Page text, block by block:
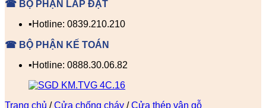
☎ BỘ PHẬN LẮP ĐẶT
▪️Hotline: 0839.210.210
☎ BỘ PHẬN KẾ TOÁN
▪️Hotline: 0888.30.06.82
Trang chủ / Cửa chống cháy / Cửa thép vân gỗ